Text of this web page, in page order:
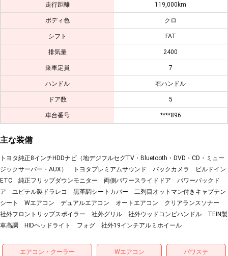
走行距離 119,000km
ボディ色 クロ
シフト FAT
排気量 2400
乗車定員 7
ハンドル 右ハンドル
ドア数 5
車台番号 ****896
主な装備
トヨタ純正8インチHDDナビ（地デジフルセグTV・Bluetooth・DVD・CD・ミュー
ジックサーバー・AUX） トヨタプレミアムサウンド バックカメラ ビルドイン
ETC 純正フリップダウンモニター 両側パワースライドドア パワーバックド
ア ユピテル製ドラレコ 黒革調シートカバー 二列目オットマン付きキャプテン
シート Wエアコン デュアルエアコン オートエアコン クリアランスソナー
社外フロントリップスポイラー 社外グリル 社外ウッドコンビハンドル TEIN製
車高調 HIDヘッドライト フォグ 社外19インチアルミホイール
エアコン・クーラー Wエアコン パワステ